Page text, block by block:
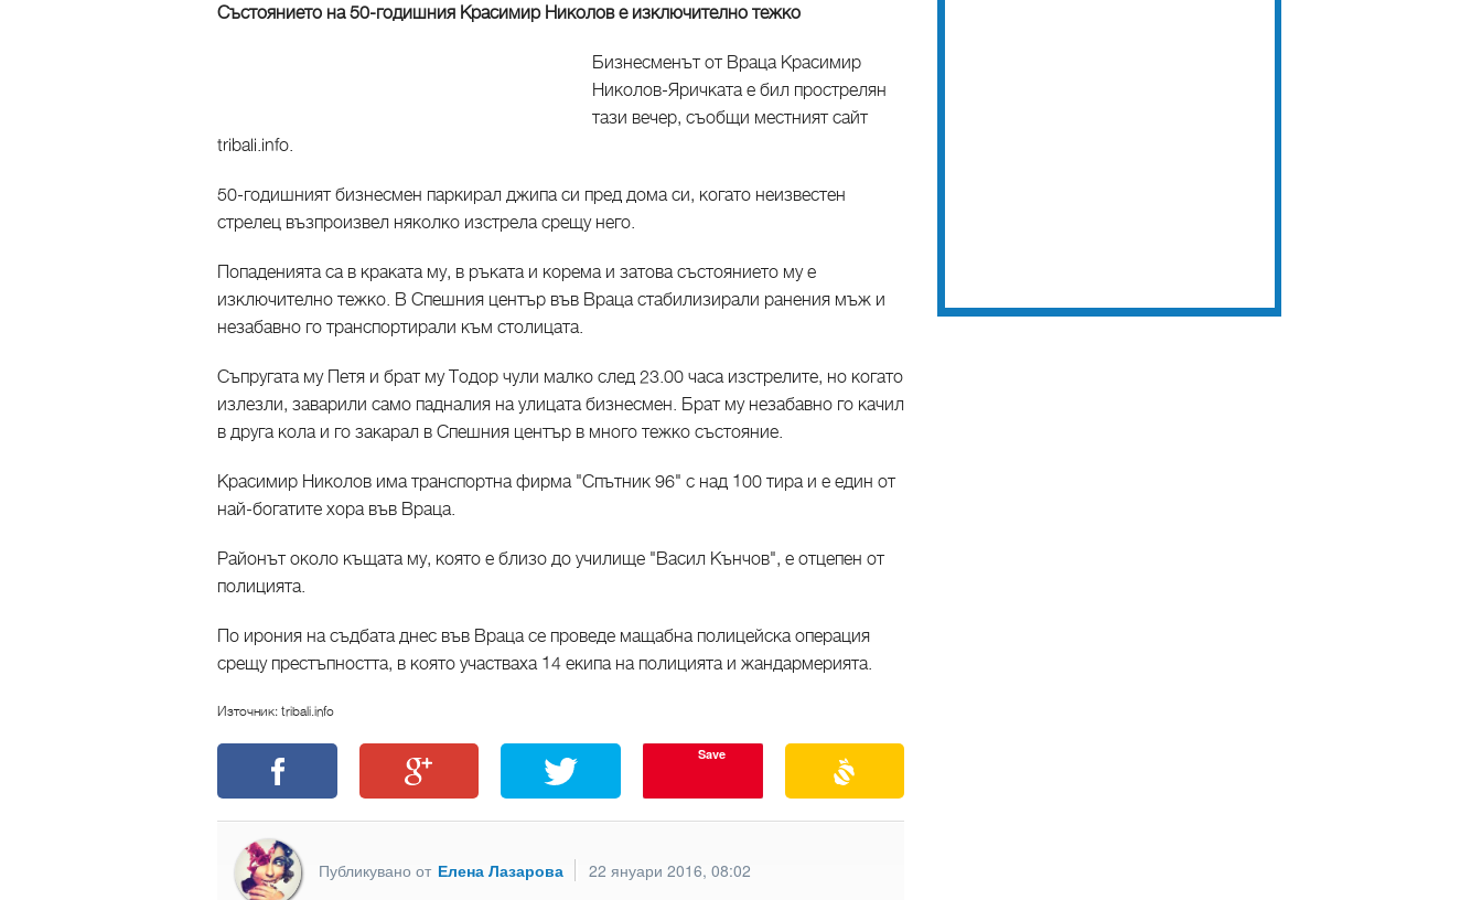
Състоянието на 50-годишния Красимир Николов е изключително тежко
Бизнесменът от Враца Красимир
Николов-Яричката е бил прострелян
тази вечер, съобщи местният сайт
tribali.info.
50-годишният бизнесмен паркирал джипа си пред дома си, когато неизвестен
стрелец възпроизвел няколко изстрела срещу него.
Попаденията са в краката му, в ръката и корема и затова състоянието му е
изключително тежко. В Спешния център във Враца стабилизирали ранения мъж и
незабавно го транспортирали към столицата.
Съпругата му Петя и брат му Тодор чули малко след 23.00 часа изстрелите, но когато
излезли, заварили само падналия на улицата бизнесмен. Брат му незабавно го качил
в друга кола и го закарал в Спешния център в много тежко състояние.
Красимир Николов има транспортна фирма "Спътник 96" с над 100 тира и е един от
най-богатите хора във Враца.
Районът около къщата му, която е близо до училище "Васил Кънчов", е отцепен от
полицията.
По ирония на съдбата днес във Враца се проведе мащабна полицейска операция
срещу престъпността, в която участваха 14 екипа на полицията и жандармерията.
Източник: tribali.info
Save
Публикувано от Елена Лазарова
22 януари 2016, 08:02